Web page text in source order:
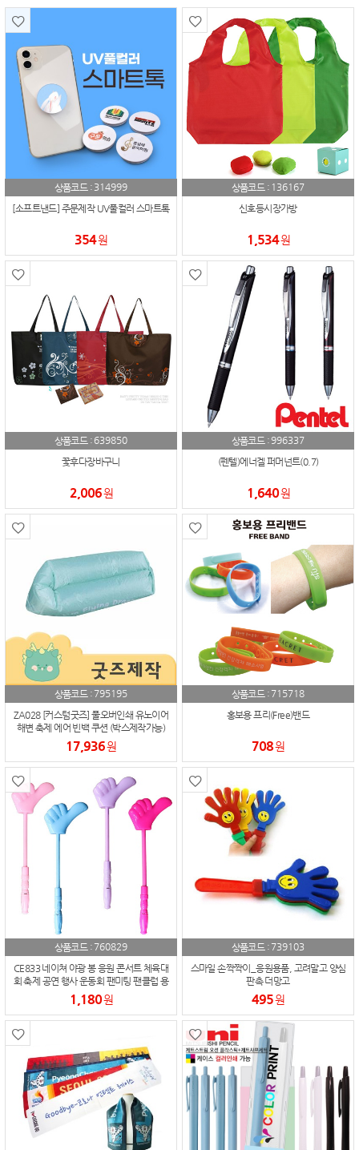
상품코드 : 314999
[소프트낸드] 주문제작 UV풀컬러 스마트톡
354원
상품코드 : 136167
신호등시장가방
1,534원
상품코드 : 639850
꽃후다장바구니
2,006원
상품코드 :996337
(펜텔)에너겔 퍼머넌트(0.7)
1,640원
상품코드 : 795195
ZA028 [커스텀굿즈] 풀오버인쇄 유노이어
해변 축제 에어 빈백 쿠션 (박스제작가능)
17,936원
상품코드 : 715718
홍보용 프리(Free)밴드
708원
상품코드 : 760829
CE833 네이쳐 야광 봉 응원 콘서트 체육대
회 축제 공연 행사 운동회 팬미팅 팬클럽 용
품 소품
1,180원
상품코드 : 739103
스마일 손짝짝이_응원용품, 고려말고 양심
판촉 더망고
495원